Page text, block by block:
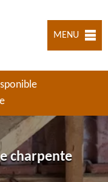
MENU
charpente